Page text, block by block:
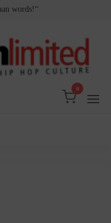
words!“
0